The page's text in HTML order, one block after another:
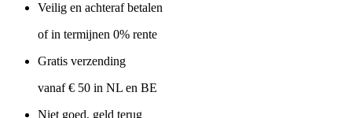
Veilig en achteraf betalen
of in termijnen 0% rente
Gratis verzending
vanaf € 50 in NL en BE
Niet goed, geld terug